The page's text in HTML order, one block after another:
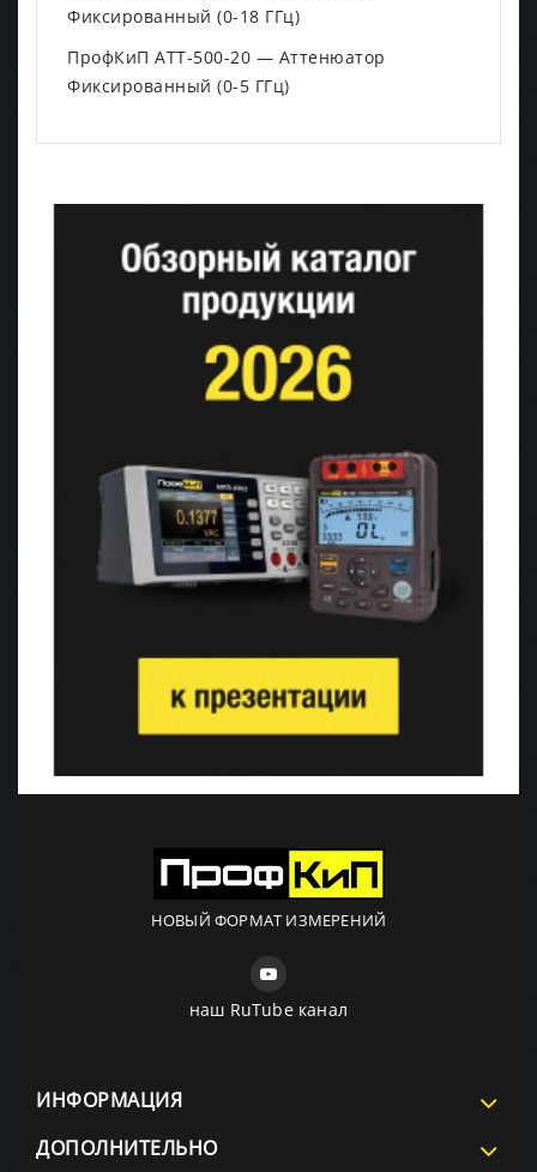
Фиксированный (0-18 ГГц)
ПрофКиП АТТ-500-20 — Аттенюатор
Фиксированный (0-5 ГГц)
НОВЫЙ ФОРМАТ ИЗМЕРЕНИЙ
наш RuTube канал
ИНФОРМАЦИЯ
ДОПОЛНИТЕЛЬНО